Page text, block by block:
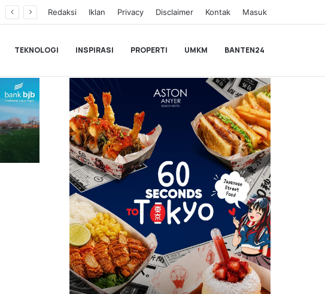
Redaksi Iklan Privacy Disclaimer Kontak Masuk
TEKNOLOGI INSPIRASI PROPERTI UMKM BANTEN24